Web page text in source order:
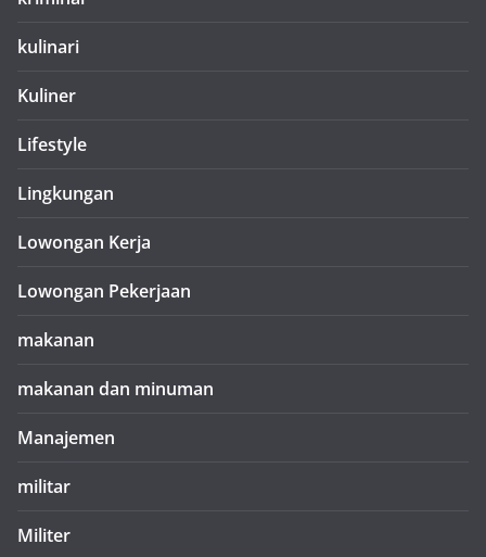
kulinari
Kuliner
Lifestyle
Lingkungan
Lowongan Kerja
Lowongan Pekerjaan
makanan
makanan dan minuman
Manajemen
militar
Militer